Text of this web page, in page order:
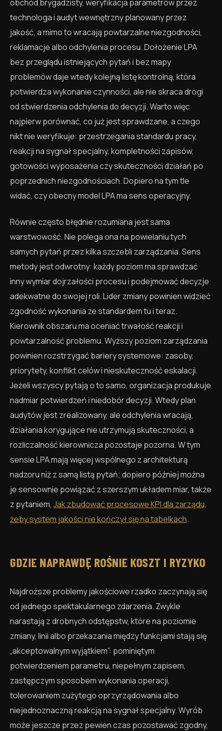
obchód brygadzisty, weryfikacja parametrów przez
technologa i audyt wewnętrzny planowany przez
jakość, a mimo to wracają powtarzalne niezgodności,
reklamacje albo odchylenia procesu. Dołożenie LPA
bez przeglądu istniejących pytań i bez mapy
problemów daje wtedy kolejną listę kontrolną, która
potwierdza wykonanie czynności, ale nie skraca drogi
od stwierdzenia odchylenia do decyzji. Warto więc
najpierw porównać, co już jest sprawdzane, a czego
nikt nie weryfikuje: przestrzegania standardu pracy,
reakcji na sygnał specjalny, kompletności zapisów,
gotowości wyposażenia czy skuteczności działań po
poprzednich niezgodnościach. Dopiero na tym tle
widać, czy obecny model LPA ma sens operacyjny.
Równie często błędnie rozumiana jest sama
warstwowość. Nie polega ona na powielaniu tych
samych pytań przez kilka szczebli zarządzania. Sens
metody jest odwrotny: każdy poziom ma sprawdzać
inny wymiar dojrzałości procesu i podejmować decyzje
adekwatne do swojej roli. Lider zmiany powinien widzieć
zgodność wykonania ze standardem tu i teraz.
Kierownik obszaru ma oceniać trwałość reakcji i
powtarzalność problemu. Wyższy poziom zarządzania
powinien rozstrzygać bariery systemowe: zasoby,
priorytety, konflikt celów i nieskuteczność eskalacji.
Jeżeli wszyscy pytają o to samo, organizacja produkuje
nadmiar potwierdzeń i niedobór decyzji. Wtedy plan
audytów jest zrealizowany, ale odchylenia wracają,
działania korygujące nie utrzymują skuteczności, a
rozliczalność kierownicza pozostaje pozorna. W tym
sensie LPA mają więcej wspólnego z architekturą
nadzoru niż z samą listą pytań; dopiero później można
je sensownie powiązać z szerszym układem miar, także
z pytaniem, Jak zbudować procesowe KPI dla zarządu,
żeby system jakości nie kończył się na tabelkach.
GDZIE NAPRAWDĘ ROŚNIE KOSZT I RYZYKO
Najdroższe problemy jakościowe rzadko zaczynają się
od jednego spektakularnego zdarzenia. Zwykle
narastają z drobnych odstępstw, które na poziomie
zmiany, linii albo przekazania między funkcjami stają się
„akceptowalnym wyjątkiem”: pominiętym
potwierdzeniem parametru, niepełnym zapisem,
zastępczym sposobem wykonania operacji,
tolerowaniem zużytego oprzyrządowania albo
niejednoznaczną reakcją na sygnał specjalny. Wyrób
może jeszcze przez pewien czas pozostawać zgodny,